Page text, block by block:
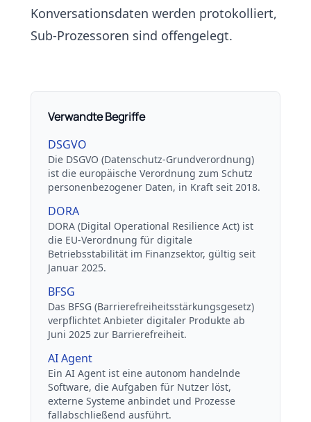
Konversationsdaten werden protokolliert,
Sub-Prozessoren sind offengelegt.
Verwandte Begriffe
DSGVO
Die DSGVO (Datenschutz-Grundverordnung)
ist die europäische Verordnung zum Schutz
personenbezogener Daten, in Kraft seit 2018.
DORA
DORA (Digital Operational Resilience Act) ist
die EU-Verordnung für digitale
Betriebsstabilität im Finanzsektor, gültig seit
Januar 2025.
BFSG
Das BFSG (Barrierefreiheitsstärkungsgesetz)
verpflichtet Anbieter digitaler Produkte ab
Juni 2025 zur Barrierefreiheit.
AI Agent
Ein AI Agent ist eine autonom handelnde
Software, die Aufgaben für Nutzer löst,
externe Systeme anbindet und Prozesse
fallabschließend ausführt.